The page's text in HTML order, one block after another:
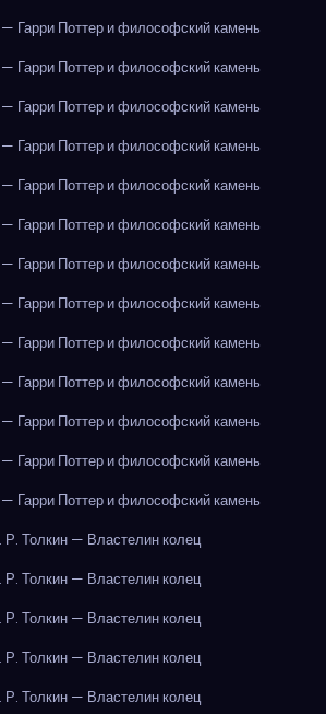
Гарри Поттер и философский камень
Гарри Поттер и философский камень
Гарри Поттер и философский камень
Гарри Поттер и философский камень
Гарри Поттер и философский камень
Гарри Поттер и философский камень
Гарри Поттер и философский камень
Гарри Поттер и философский камень
Гарри Поттер и философский камень
Гарри Поттер и философский камень
Гарри Поттер и философский камень
Гарри Поттер и философский камень
Гарри Поттер и философский камень
Толкин — Властелин колец
Толкин — Властелин колец
Толкин — Властелин колец
Толкин — Властелин колец
Толкин — Властелин колец